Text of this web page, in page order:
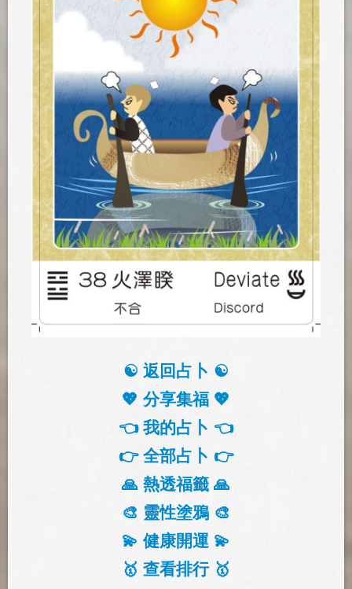
☯️ 返回占卜 ☯️
💖 分享集福 💖
👈 我的占卜 👈
👉 全部占卜 👉
🙏 熱透福籤 🙏
🎨 靈性塗鴉 🎨
💫 健康開運 💫
🥇 查看排行 🥇